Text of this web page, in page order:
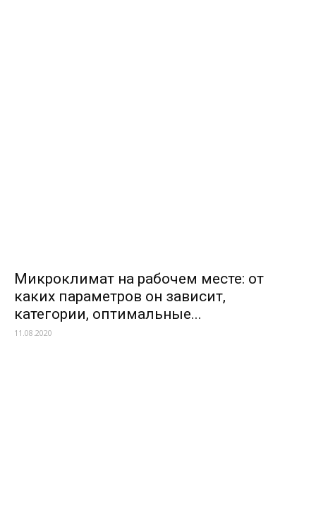
Микроклимат на рабочем месте: от
каких параметров он зависит,
категории, оптимальные...
11.08.2020